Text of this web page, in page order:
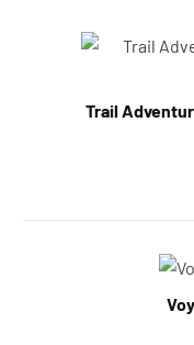
Trail